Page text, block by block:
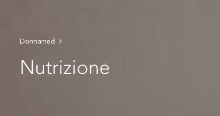
Donnamed
Nutrizione